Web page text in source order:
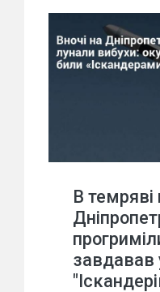
В темряві
завдавав